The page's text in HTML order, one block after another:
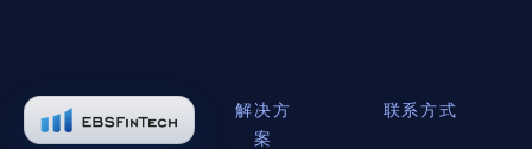
解决方
案
联系方式